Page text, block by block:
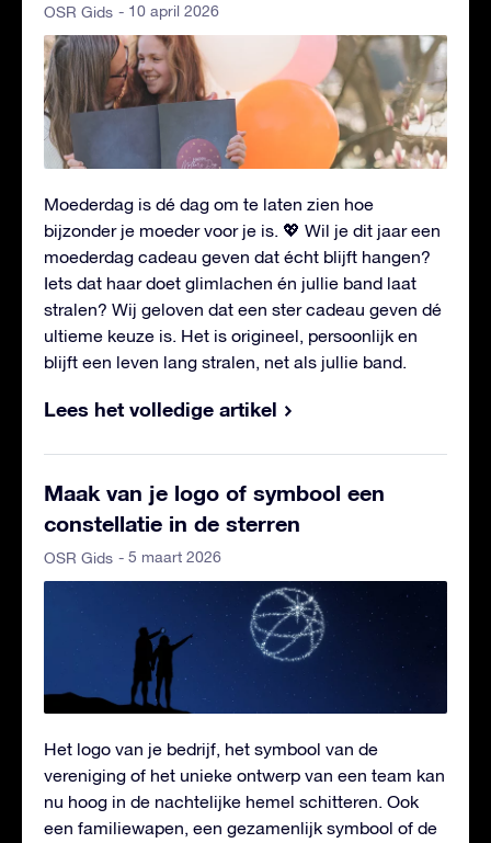
OSR Gids - 10 april 2026
Moederdag is dé dag om te laten zien hoe
bijzonder je moeder voor je is. 💖 Wil je dit jaar een
moederdag cadeau geven dat écht blijft hangen?
Iets dat haar doet glimlachen én jullie band laat
stralen? Wij geloven dat een ster cadeau geven dé
ultieme keuze is. Het is origineel, persoonlijk en
blijft een leven lang stralen, net als jullie band.
Lees het volledige artikel
Maak van je logo of symbool een
constellatie in de sterren
OSR Gids - 5 maart 2026
Het logo van je bedrijf, het symbool van de
vereniging of het unieke ontwerp van een team kan
nu hoog in de nachtelijke hemel schitteren. Ook
een familiewapen, een gezamenlijk symbool of de